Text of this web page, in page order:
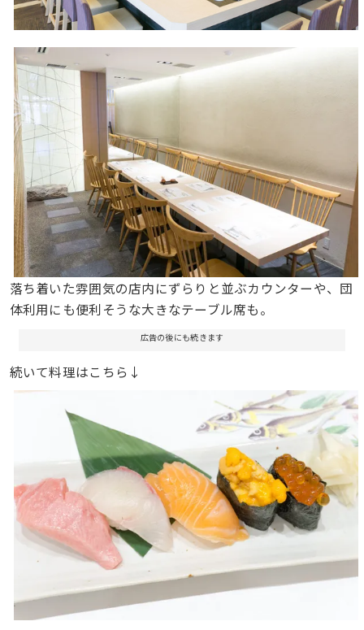
落ち着いた雰囲気の店内にずらりと並ぶカウンターや、団
体利用にも便利そうな大きなテーブル席も。
広告の後にも続きます
続いて料理はこちら↓